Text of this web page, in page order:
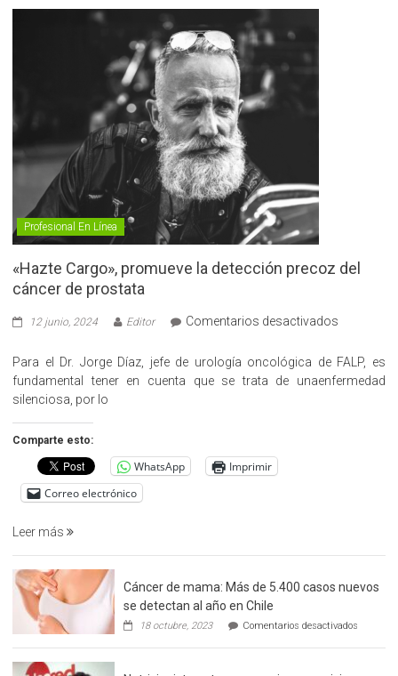
Profesional En Línea
«Hazte Cargo», promueve la detección precoz del
cáncer de prostata
12 junio, 2024 Editor Comentarios desactivados
Cargo»,
promueve
Para el Dr. Jorge Díaz, jefe de urología oncológica de FALP, es
fundamental tener en cuenta que se trata de unaenfermedad
silenciosa, por lo
Comparte esto:
WhatsApp
Imprimir
Correo electrónico
Leer más
Cáncer de mama: Más de 5.400 casos nuevos
se detectan al año en Chile
18 octubre, 2023 Comentarios desactivados
de